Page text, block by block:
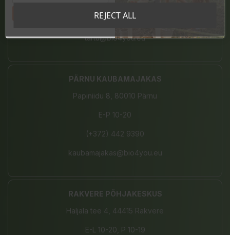
(+372) 680 7787
tartu@bio4you.eu
PÄRNU KAUBAMAJAKAS
Papiniidu 8, 80010 Pärnu
E-P 10-20
(+372) 442 9390
kaubamajakas@bio4you.eu
RAKVERE PÕHJAKESKUS
Haljala tee 4, 44415 Rakvere
E-L 10-20, P 10-19
REJECT ALL